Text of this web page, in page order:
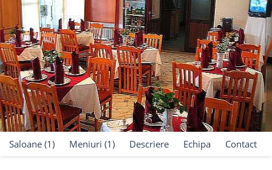
Saloane (1) Meniuri (1) Descriere Echipa Contact